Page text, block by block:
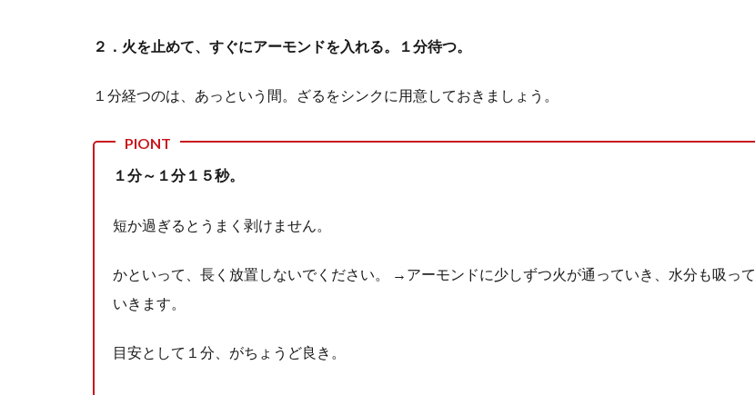
２．火を止めて、すぐにアーモンドを入れる。１分待つ。
１分経つのは、あっという間。ざるをシンクに用意しておきましょう。
PIONT
１分～１分１５秒。
短か過ぎるとうまく剥けません。
かといって、長く放置しないでください。 →アーモンドに少しずつ火が通っていき、水分も吸って
いきます。
目安として１分、がちょうど良き。